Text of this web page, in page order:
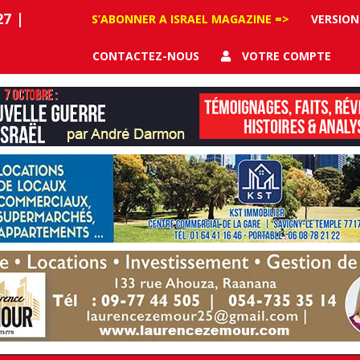
|
S’ABONNER A ISRAEL MAGAZINE =>
CONTACTEZ-NOUS VOTRE COMPTE